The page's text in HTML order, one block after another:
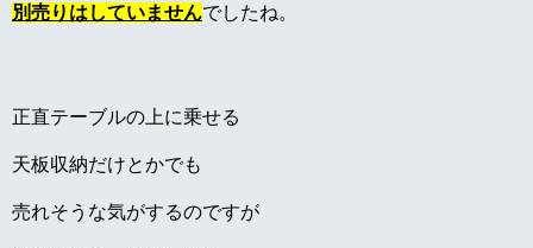
別売りはしていませんでしたね。
正直テーブルの上に乗せる
天板収納だけとかでも
売れそうな気がするのですが